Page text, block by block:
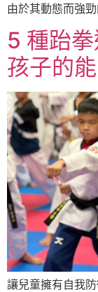
由於其動態而強
5 種跆
孩子的
讓兒童擁有自我